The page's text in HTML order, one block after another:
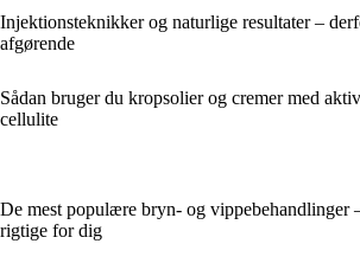
Injektionsteknikker og naturlige resultater –
afgørende
Sådan bruger du kropsolier og cremer med
cellulite
De mest populære bryn- og vippebehandlinger
rigtige for dig